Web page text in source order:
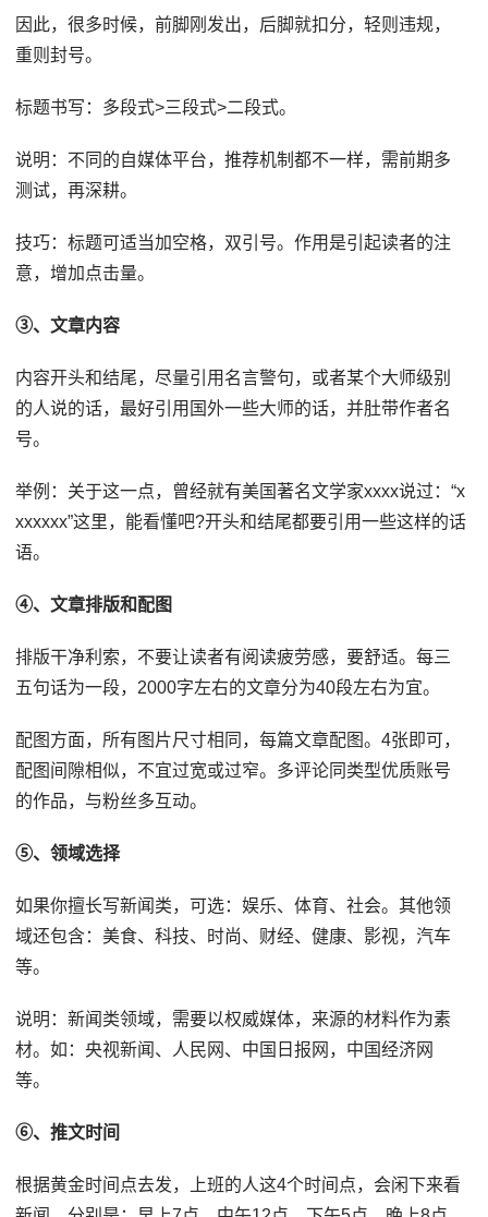
因此，很多时候，前脚刚发出，后脚就扣分，轻则违规，
重则封号。
标题书写：多段式>三段式>二段式。
说明：不同的自媒体平台，推荐机制都不一样，需前期多
测试，再深耕。
技巧：标题可适当加空格，双引号。作用是引起读者的注
意，增加点击量。
③、文章内容
内容开头和结尾，尽量引用名言警句，或者某个大师级别
的人说的话，最好引用国外一些大师的话，并肚带作者名
号。
举例：关于这一点，曾经就有美国著名文学家xxxx说过：“x
xxxxxx”这里，能看懂吧?开头和结尾都要引用一些这样的话
语。
④、文章排版和配图
排版干净利索，不要让读者有阅读疲劳感，要舒适。每三
五句话为一段，2000字左右的文章分为40段左右为宜。
配图方面，所有图片尺寸相同，每篇文章配图。4张即可，
配图间隙相似，不宜过宽或过窄。多评论同类型优质账号
的作品，与粉丝多互动。
⑤、领域选择
如果你擅长写新闻类，可选：娱乐、体育、社会。其他领
域还包含：美食、科技、时尚、财经、健康、影视，汽车
等。
说明：新闻类领域，需要以权威媒体，来源的材料作为素
材。如：央视新闻、人民网、中国日报网，中国经济网
等。
⑥、推文时间
根据黄金时间点去发，上班的人这4个时间点，会闲下来看